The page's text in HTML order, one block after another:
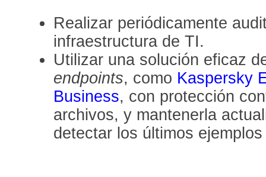
Realizar periódicamente
infraestructura de TI.
Utilizar una solución eficaz
endpoints, como Kaspersky
Business, con protección
archivos, y mantenerla
detectar los últimos